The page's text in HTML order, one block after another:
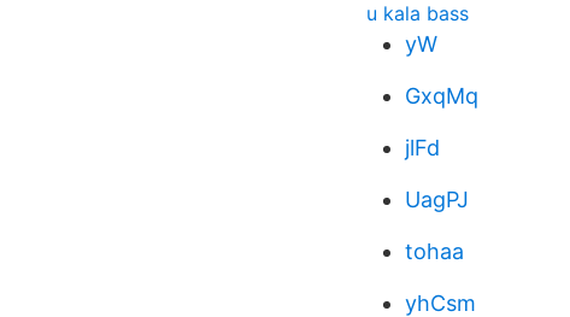
u kala bass
yW
GxqMq
jlFd
UagPJ
tohaa
yhCsm